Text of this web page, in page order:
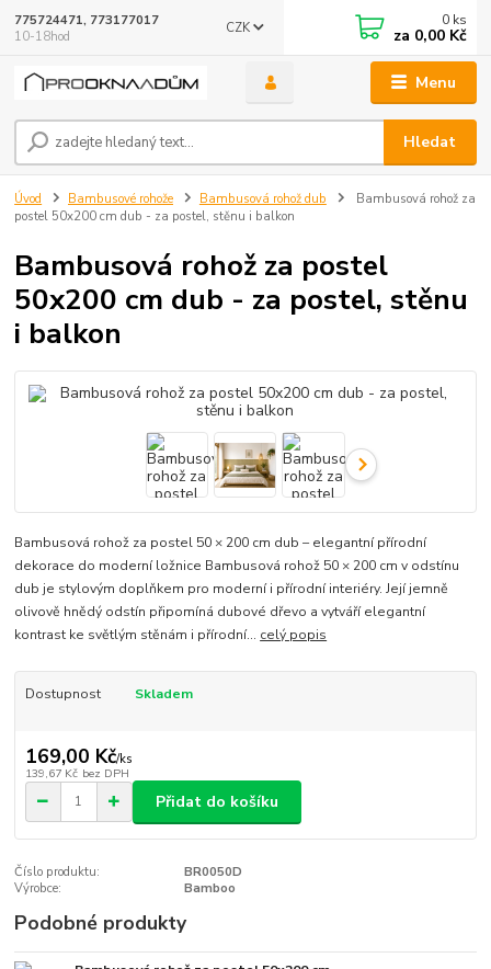
Menu
CZK
Hledat
775724471, 773177017
10-18hod
0 ks
za 0,00 Kč
Úvod Bambusové rohože Bambusová rohož dub
Bambusová rohož za
postel 50x200 cm dub - za postel, stěnu i balkon
Bambusová rohož za postel
50x200 cm dub - za postel, stěnu
i balkon
Bambusová rohož za postel 50 × 200 cm dub – elegantní přírodní
dekorace do moderní ložnice Bambusová rohož 50 × 200 cm v odstínu
dub je stylovým doplňkem pro moderní i přírodní interiéry. Její jemně
olivově hnědý odstín připomíná dubové dřevo a vytváří elegantní
kontrast ke světlým stěnám i přírodní... celý popis
Dostupnost Skladem
169,00 Kč/ks
139,67 Kč bez DPH
Přidat do košíku
Číslo produktu:
BR0050D
Výrobce:
Bamboo
Podobné produkty